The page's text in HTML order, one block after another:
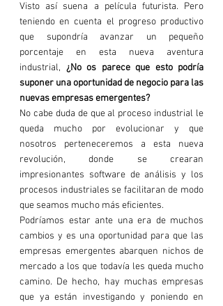
Visto así suena a película futurista. Pero
teniendo en cuenta el progreso productivo
que supondría avanzar un pequeño
porcentaje en esta nueva aventura
industrial, ¿No os parece que esto podría
suponer una oportunidad de negocio para las
nuevas empresas emergentes?
No cabe duda de que al proceso industrial le
queda mucho por evolucionar y que
nosotros perteneceremos a esta nueva
revolución, donde se crearan
impresionantes software de análisis y los
procesos industriales se facilitaran de modo
que seamos mucho más eficientes.
Podríamos estar ante una era de muchos
cambios y es una oportunidad para que las
empresas emergentes abarquen nichos de
mercado a los que todavía les queda mucho
camino. De hecho, hay muchas empresas
que ya están investigando y poniendo en